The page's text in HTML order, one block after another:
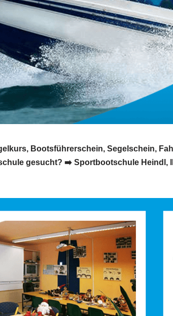
Bootsführerschein, Segelschein,
gesucht? ➡️ Sportbootschule Heindl,